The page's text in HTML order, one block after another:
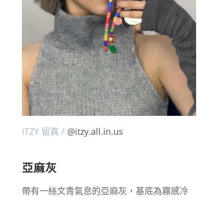
ITZY 留真 / @itzy.all.in.us
亞麻灰
帶有一絲文青氣息的亞麻灰，基底為霧感冷